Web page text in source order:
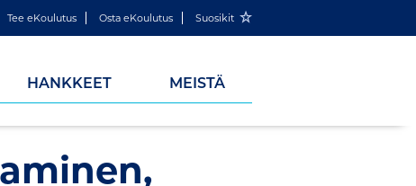
Tee eKoulutus Osta eKoulutus Suosikit
HANKKEET MEISTÄ